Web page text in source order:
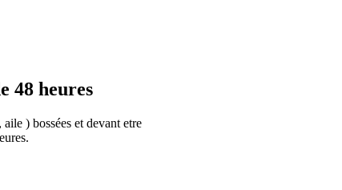
48 heures
) bossées et devant etre